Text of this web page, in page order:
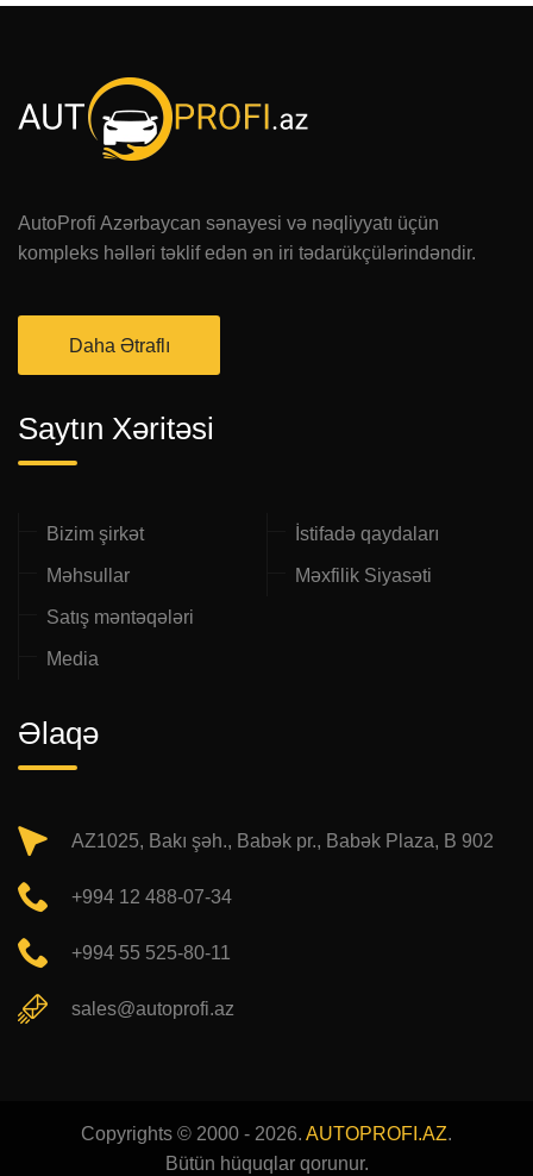
AutoProfi Azərbaycan sənayesi və nəqliyyatı üçün
kompleks həlləri təklif edən ən iri tədarükçülərindəndir.
Daha Ətraflı
Saytın Xəritəsi
Bizim şirkət
Məhsullar
Satış məntəqələri
Media
İstifadə qaydaları
Məxfilik Siyasəti
Əlaqə
AZ1025, Bakı şəh., Babək pr., Babək Plaza, B 902
+994 12 488-07-34
+994 55 525-80-11
sales@autoprofi.az
Copyrights © 2000 - 2026. AUTOPROFI.AZ.
Bütün hüquqlar qorunur.